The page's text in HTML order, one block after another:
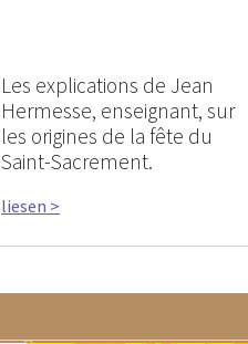
Les explications de Jean
Hermesse, enseignant, sur
les origines de la fête du
Saint-Sacrement.
liesen >